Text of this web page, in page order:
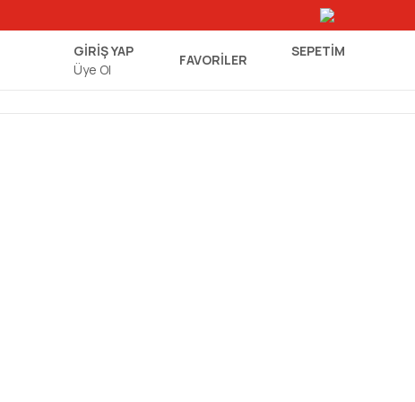
GİRİŞ YAP
Üye Ol
FAVORİLER SEPETIM